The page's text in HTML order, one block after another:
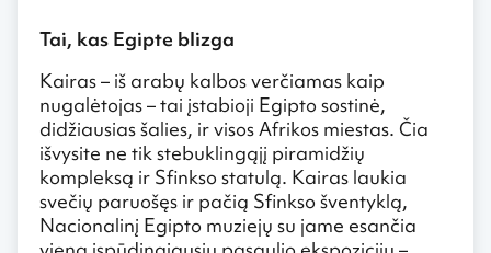
Tai, kas Egipte blizga
Kairas – iš arabų kalbos verčiamas kaip
nugalėtojas – tai įstabioji Egipto sostinė,
didžiausias šalies, ir visos Afrikos miestas. Čia
išvysite ne tik stebuklingąjį piramidžių
kompleksą ir Sfinkso statulą. Kairas laukia
svečių paruošęs ir pačią Sfinkso šventyklą,
Nacionalinį Egipto muziejų su jame esančia